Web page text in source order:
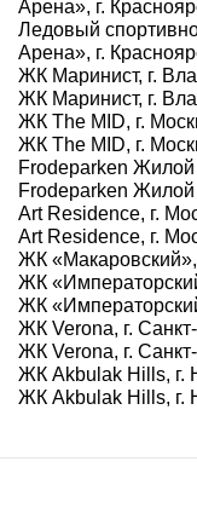
Арена», г.
Ледовый
Арена», г.
ЖК Маринист, г.
ЖК Маринист, г.
ЖК The MID, г.
ЖК The MID, г.
Frodeparken
Frodeparken
Art Residence, г.
Art Residence, г.
ЖК «Макаровский»,
ЖК
ЖК
ЖК Verona, г.
ЖК Verona, г.
ЖК Akbulak Hills, г.
ЖК Akbulak Hills, г.